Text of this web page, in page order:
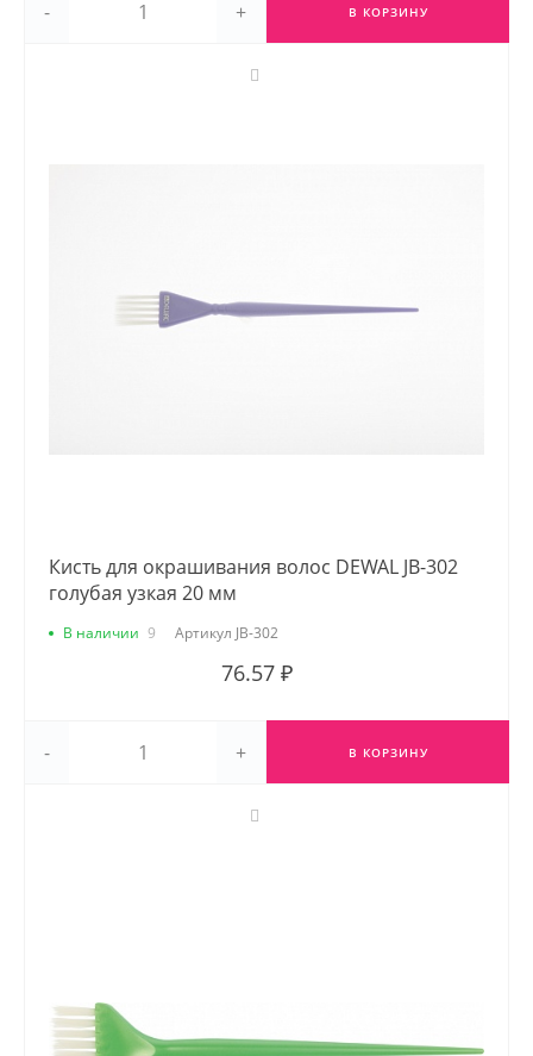
- + В КОРЗИНУ
Кисть для окрашивания волос DEWAL JB-302
голубая узкая 20 мм
В наличии 9 Артикул JB-302
76.57 ₽
- + В КОРЗИНУ